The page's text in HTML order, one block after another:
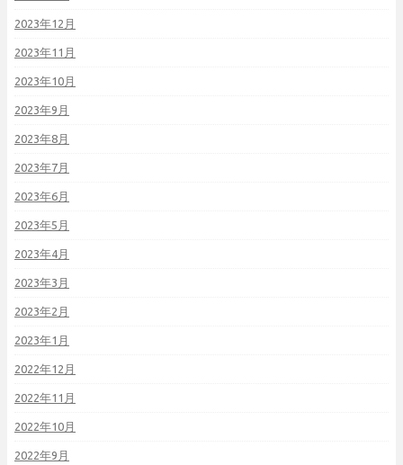
2023年12月
2023年11月
2023年10月
2023年9月
2023年8月
2023年7月
2023年6月
2023年5月
2023年4月
2023年3月
2023年2月
2023年1月
2022年12月
2022年11月
2022年10月
2022年9月